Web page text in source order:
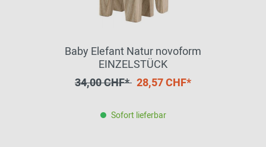
Baby Elefant Natur novoform
EINZELSTÜCK
34,00 CHF* 28,57 CHF*
Sofort lieferbar